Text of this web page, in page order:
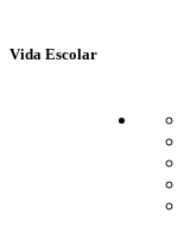
Vida Escolar